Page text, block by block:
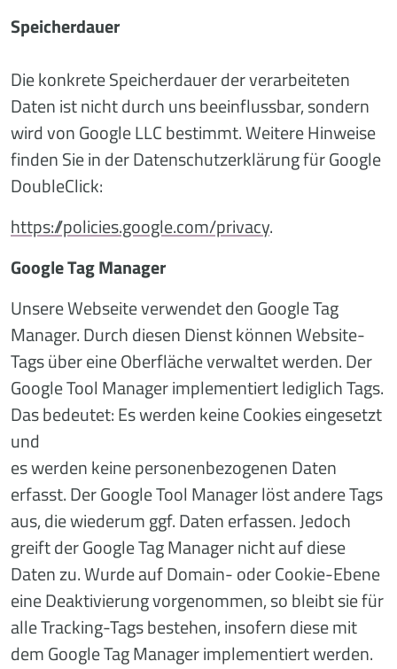
Speicherdauer
Die konkrete Speicherdauer der verarbeiteten
Daten ist nicht durch uns beeinflussbar, sondern
wird von Google LLC bestimmt. Weitere Hinweise
finden Sie in der Datenschutzerklärung für Google
DoubleClick:
https://policies.google.com/privacy.
Google Tag Manager
Unsere Webseite verwendet den Google Tag
Manager. Durch diesen Dienst können Website-
Tags über eine Oberfläche verwaltet werden. Der
Google Tool Manager implementiert lediglich Tags.
Das bedeutet: Es werden keine Cookies eingesetzt
und
es werden keine personenbezogenen Daten
erfasst. Der Google Tool Manager löst andere Tags
aus, die wiederum ggf. Daten erfassen. Jedoch
greift der Google Tag Manager nicht auf diese
Daten zu. Wurde auf Domain- oder Cookie-Ebene
eine Deaktivierung vorgenommen, so bleibt sie für
alle Tracking-Tags bestehen, insofern diese mit
dem Google Tag Manager implementiert werden.